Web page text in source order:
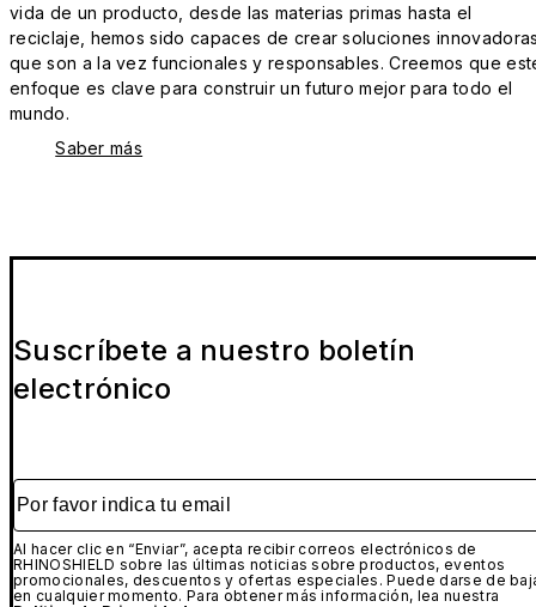
vida de un producto, desde las materias primas hasta el
reciclaje, hemos sido capaces de crear soluciones
que son a la vez funcionales y responsables. Creemos que
enfoque es clave para construir un futuro mejor para todo el
mundo.
Saber más
Suscríbete a nuestro boletín
electrónico
Por favor indica tu email
Al hacer clic en “Enviar”, acepta recibir correos electrónicos de
RHINOSHIELD sobre las últimas noticias sobre productos, eventos
promocionales, descuentos y ofertas especiales. Puede darse de
en cualquier momento. Para obtener más información, lea nuestra